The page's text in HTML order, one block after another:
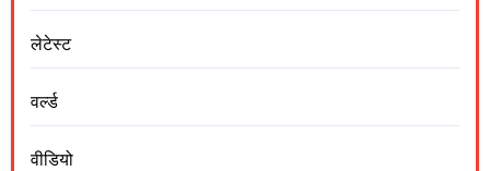
लेटेस्ट
वर्ल्ड
वीडियो